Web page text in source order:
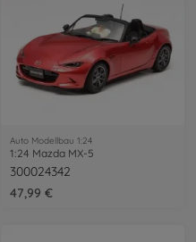
Auto Modellbau 1:24
1:24 Mazda MX-5
300024342
47,99 €